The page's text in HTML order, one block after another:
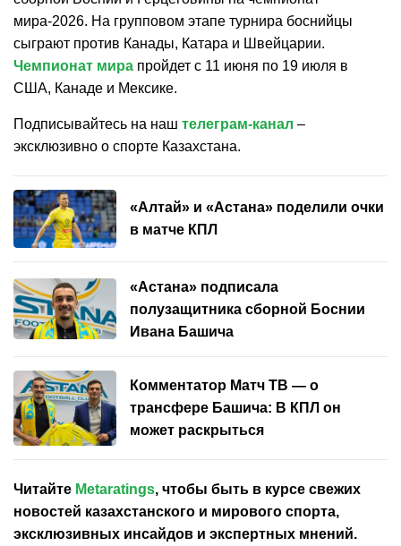
мира-2026. На групповом этапе турнира боснийцы
сыграют против Канады, Катара и Швейцарии.
Чемпионат мира пройдет с 11 июня по 19 июля в
США, Канаде и Мексике.
Подписывайтесь на наш телеграм-канал –
эксклюзивно о спорте Казахстана.
«Алтай» и «Астана» поделили очки
в матче КПЛ
«Астана» подписала
полузащитника сборной Боснии
Ивана Башича
Комментатор Матч ТВ — о
трансфере Башича: В КПЛ он
может раскрыться
Читайте Metaratings, чтобы быть в курсе свежих
новостей казахстанского и мирового спорта,
эксклюзивных инсайдов и экспертных мнений.